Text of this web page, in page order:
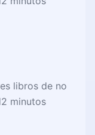
libros de no
minutos